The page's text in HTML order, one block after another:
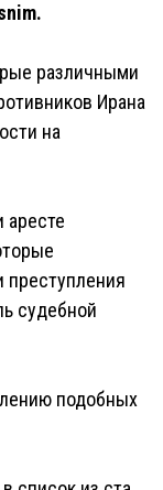
различными
Ирана
на
судебной
подобных